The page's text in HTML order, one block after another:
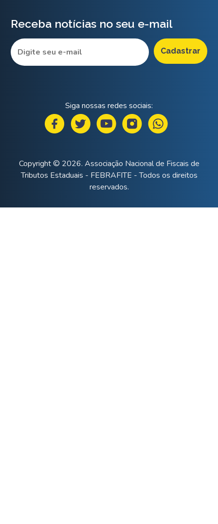
Receba notícias no seu e-mail
Siga nossas redes sociais:
Copyright © 2026. Associação Nacional de Fiscais de
Tributos Estaduais - FEBRAFITE - Todos os direitos
reservados.